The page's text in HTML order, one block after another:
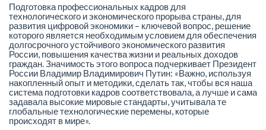
Подготовка профессиональных кадров для
технологического и экономического прорыва страны, для
развития цифровой экономики – ключевой вопрос, решение
которого является необходимым условием для обеспечения
долгосрочного устойчивого экономического развития
России, повышения качества жизни и реальных доходов
граждан. Значимость этого вопроса подчеркивает Президент
России Владимир Владимирович Путин: «Важно, используя
накопленный опыт и методики, сделать так, чтобы вся наша
система подготовки кадров соответствовала, а лучше и сама
задавала высокие мировые стандарты, учитывала те
глобальные технологические перемены, которые
происходят в мире».